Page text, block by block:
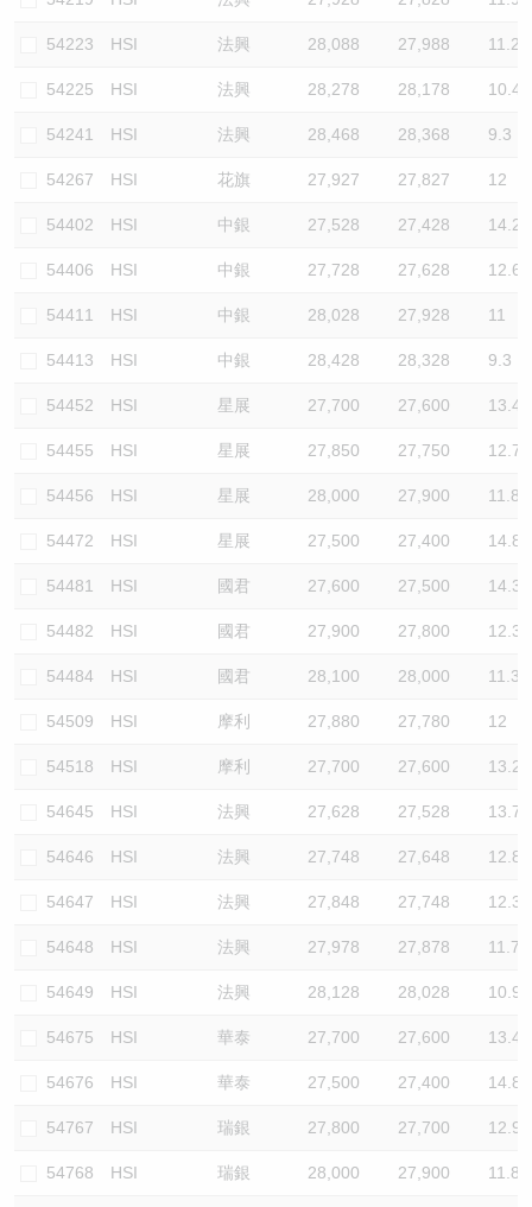
54223 HSI 法興 28,088 27,988 11.2
54225 HSI 法興 28,278 28,178 10.4
54241 HSI 法興 28,468 28,368 9.3
54267 HSI 花旗 27,927 27,827 12
54402 HSI 中銀 27,528 27,428 14.2
54406 HSI 中銀 27,728 27,628 12.6
54411 HSI 中銀 28,028 27,928 11
54413 HSI 中銀 28,428 28,328 9.3
54452 HSI 星展 27,700 27,600 13.4
54455 HSI 星展 27,850 27,750 12.7
54456 HSI 星展 28,000 27,900 11.8
54472 HSI 星展 27,500 27,400 14.8
54481 HSI 國君 27,600 27,500 14.3
54482 HSI 國君 27,900 27,800 12.3
54484 HSI 國君 28,100 28,000 11.3
54509 HSI 摩利 27,880 27,780 12
54518 HSI 摩利 27,700 27,600 13.2
54645 HSI 法興 27,628 27,528 13.7
54646 HSI 法興 27,748 27,648 12.8
54647 HSI 法興 27,848 27,748 12.3
54648 HSI 法興 27,978 27,878 11.7
54649 HSI 法興 28,128 28,028 10.9
54675 HSI 華泰 27,700 27,600 13.4
54676 HSI 華泰 27,500 27,400 14.8
54767 HSI 瑞銀 27,800 27,700 12.9
54768 HSI 瑞銀 28,000 27,900 11.8